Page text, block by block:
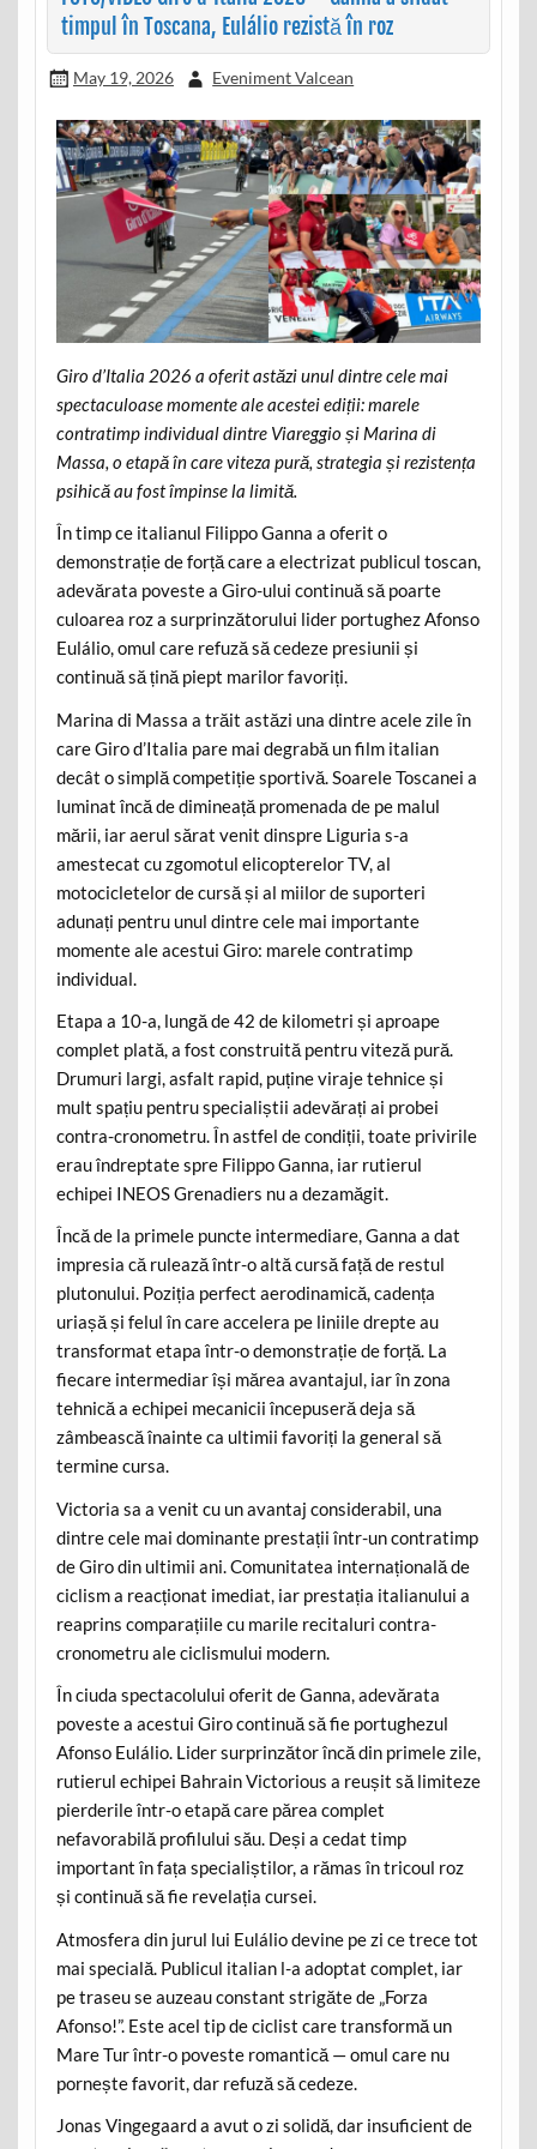
timpul în Toscana, Eulálio rezistă în roz
May 19, 2026 Eveniment Valcean
Giro d’Italia 2026 a oferit astăzi unul dintre cele mai
spectaculoase momente ale acestei ediții: marele
contratimp individual dintre Viareggio și Marina di
Massa, o etapă în care viteza pură, strategia și rezistența
psihică au fost împinse la limită.
În timp ce italianul Filippo Ganna a oferit o
demonstrație de forță care a electrizat publicul toscan,
adevărata poveste a Giro-ului continuă să poarte
culoarea roz a surprinzătorului lider portughez Afonso
Eulálio, omul care refuză să cedeze presiunii și
continuă să țină piept marilor favoriți.
Marina di Massa a trăit astăzi una dintre acele zile în
care Giro d’Italia pare mai degrabă un film italian
decât o simplă competiție sportivă. Soarele Toscanei a
luminat încă de dimineață promenada de pe malul
mării, iar aerul sărat venit dinspre Liguria s-a
amestecat cu zgomotul elicopterelor TV, al
motocicletelor de cursă și al miilor de suporteri
adunați pentru unul dintre cele mai importante
momente ale acestui Giro: marele contratimp
individual.
Etapa a 10-a, lungă de 42 de kilometri și aproape
complet plată, a fost construită pentru viteză pură.
Drumuri largi, asfalt rapid, puține viraje tehnice și
mult spațiu pentru specialiștii adevărați ai probei
contra-cronometru. În astfel de condiții, toate privirile
erau îndreptate spre Filippo Ganna, iar rutierul
echipei INEOS Grenadiers nu a dezamăgit.
Încă de la primele puncte intermediare, Ganna a dat
impresia că rulează într-o altă cursă față de restul
plutonului. Poziția perfect aerodinamică, cadența
uriașă și felul în care accelera pe liniile drepte au
transformat etapa într-o demonstrație de forță. La
fiecare intermediar își mărea avantajul, iar în zona
tehnică a echipei mecanicii începuseră deja să
zâmbească înainte ca ultimii favoriți la general să
termine cursa.
Victoria sa a venit cu un avantaj considerabil, una
dintre cele mai dominante prestații într-un contratimp
de Giro din ultimii ani. Comunitatea internațională de
ciclism a reacționat imediat, iar prestația italianului a
reaprins comparațiile cu marile recitaluri contra-
cronometru ale ciclismului modern.
În ciuda spectacolului oferit de Ganna, adevărata
poveste a acestui Giro continuă să fie portughezul
Afonso Eulálio. Lider surprinzător încă din primele zile,
rutierul echipei Bahrain Victorious a reușit să limiteze
pierderile într-o etapă care părea complet
nefavorabilă profilului său. Deși a cedat timp
important în fața specialiștilor, a rămas în tricoul roz
și continuă să fie revelația cursei.
Atmosfera din jurul lui Eulálio devine pe zi ce trece tot
mai specială. Publicul italian l-a adoptat complet, iar
pe traseu se auzeau constant strigăte de „Forza
Afonso!”. Este acel tip de ciclist care transformă un
Mare Tur într-o poveste romantică — omul care nu
pornește favorit, dar refuză să cedeze.
Jonas Vingegaard a avut o zi solidă, dar insuficient de